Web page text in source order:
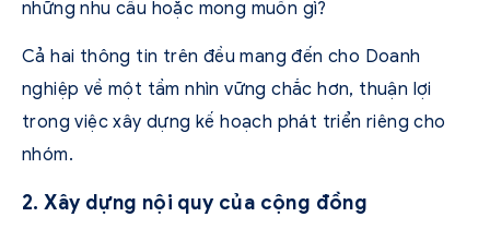
những nhu cầu hoặc mong muốn gì?
Cả hai thông tin trên đều mang đến cho Doanh
nghiệp về một tầm nhìn vững chắc hơn, thuận lợi
trong việc xây dựng kế hoạch phát triển riêng cho
nhóm.
2. Xây dựng nội quy của cộng đồng